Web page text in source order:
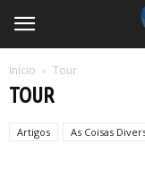
Início Tour
TOUR
Artigos As Coisas